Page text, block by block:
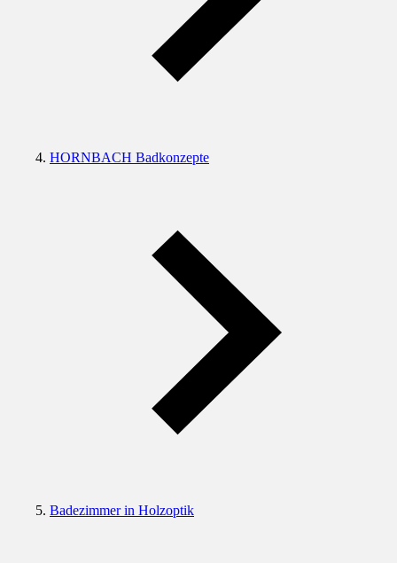
HORNBACH Badkonzepte
Badezimmer in Holzoptik